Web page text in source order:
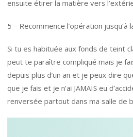
ensuite étirer la matière vers
5 – Recommence l’opération jusqu’à
Si tu es habituée aux fonds de teint
peut te paraître compliqué mais je
depuis plus d’un an et je peux dire
que je fais et je n’ai JAMAIS eu
renversée partout dans ma salle de